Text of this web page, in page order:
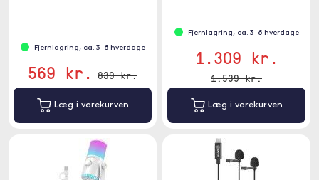
Fjernlagring, ca. 3-8 hverdage
569 kr. 839 kr.
Læg i varekurven
Fjernlagring, ca. 3-8 hverdage
1.309 kr.
1.539 kr.
Læg i varekurven